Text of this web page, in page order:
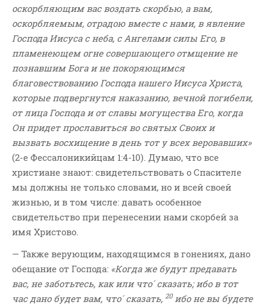
оскорбляющим вас воздать скорбью, а вам,
оскорбляемым, отрадою вместе с нами, в явление
Господа Иисуса с неба, с Ангелами силы Его, в
пламенеющем огне совершающего отмщение не
познавшим Бога и не покоряющимся
благовествованию Господа нашего Иисуса Христа,
которые подвергнутся наказанию, вечной погибели,
от лица Господа и от славы могущества Его, когда
Он придет прославиться во святых Своих и
вызвать восхищение в день тот у всех веровавших»
(2-е Фессалоникийцам 1:4-10). Думаю, что все
христиане знают: свидетельствовать о Спасителе
мы должны не только словами, но и всей своей
жизнью, и в том числе: давать особенное
свидетельство при перенесении нами скорбей за
имя Христово.
— Также верующим, находящимся в гонениях, дано
обещание от Господа: «Когда же будут предавать
вас, не заботьтесь, как или что́ сказать; ибо в тот
час дано будет вам, что́ сказать, 20ибо не вы будете